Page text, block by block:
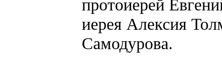
протоиерей
иерея Алексия
Самодурова.